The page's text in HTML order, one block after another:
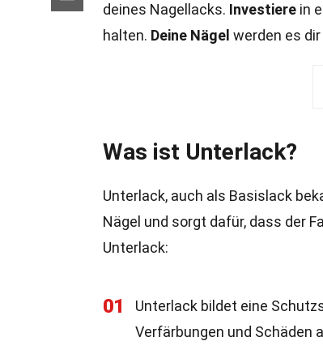
deines Nagellacks. Investiere in
halten. Deine Nägel werden es
Was ist Unterlack?
Unterlack, auch als Basislack
Nägel und sorgt dafür, dass der
Unterlack:
01
Unterlack bildet eine
Verfärbungen und Schäden